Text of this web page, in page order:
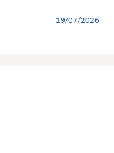
19/07/2026